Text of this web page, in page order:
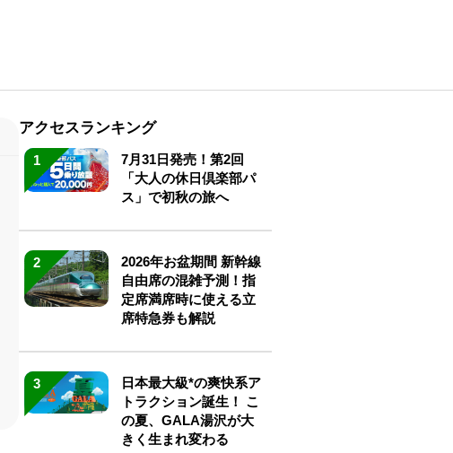
アクセスランキング
1
7月31日発売！第2回
「大人の休日倶楽部パ
ス」で初秋の旅へ
2
2026年お盆期間 新幹線
自由席の混雑予測！指
定席満席時に使える立
席特急券も解説
3
日本最大級*の爽快系ア
トラクション誕生！ こ
の夏、GALA湯沢が大
きく生まれ変わる